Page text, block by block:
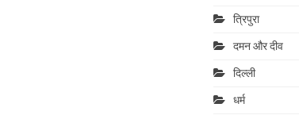
त्रिपुरा
दमन और दीव
दिल्ली
धर्म